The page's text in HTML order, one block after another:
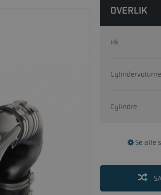
OVERLIK
Hk
Cylindre
Se alle